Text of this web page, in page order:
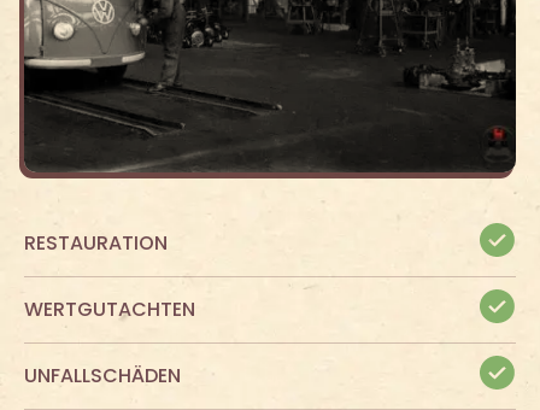
RESTAURATION
WERTGUTACHTEN
UNFALLSCHÄDEN